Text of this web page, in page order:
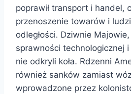
poprawił transport i handel,
przenoszenie towarów i
odległości. Dziwnie
sprawności technologicznej
nie odkryli koła. Rdzenni
również sanków zamiast
wprowadzone przez